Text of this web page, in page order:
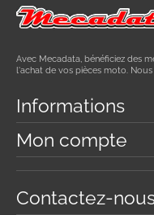
Avec Mecadata, bénéficiez des
l'achat de vos pièces moto. Nous
Informations
Mon compte
Contactez-